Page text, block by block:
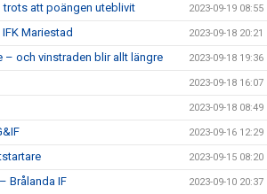
trots att poängen uteblivit 2023-09-19 08:55
Mariestad 2023-09-18 20:21
– och vinstraden blir allt längre 2023-09-18 19:36
2023-09-18 16:07
2023-09-18 08:49
2023-09-16 12:29
2023-09-15 08:20
Brålanda IF 2023-09-10 20:37